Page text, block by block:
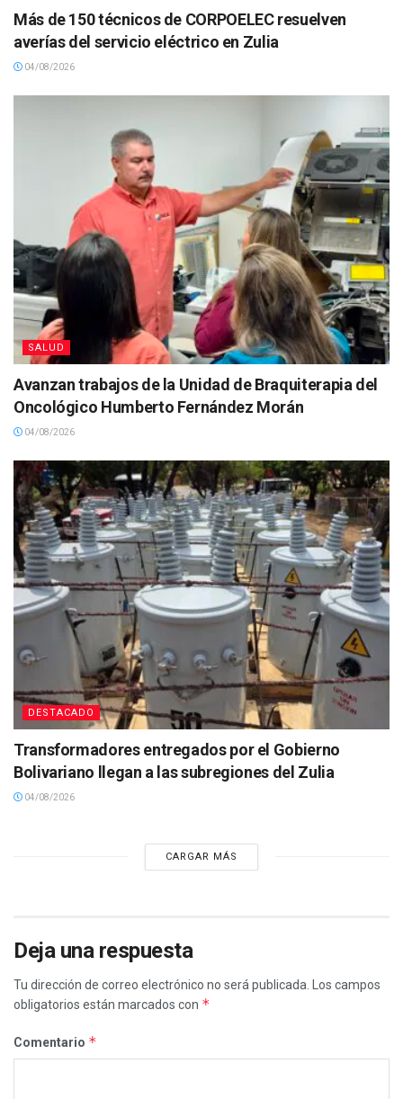
Más de 150 técnicos de CORPOELEC resuelven
averías del servicio eléctrico en Zulia
04/08/2026
SALUD
Avanzan trabajos de la Unidad de Braquiterapia del
Oncológico Humberto Fernández Morán
04/08/2026
DESTACADO
Transformadores entregados por el Gobierno
Bolivariano llegan a las subregiones del Zulia
04/08/2026
CARGAR MÁS
Deja una respuesta
Tu dirección de correo electrónico no será publicada.
Los campos
obligatorios están marcados con *
Comentario *